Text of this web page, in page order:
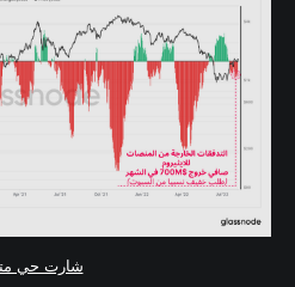
شارت حي